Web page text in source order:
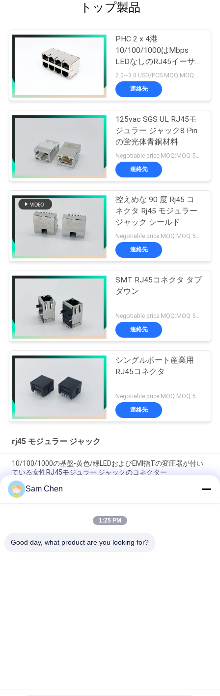
トップ製品
PHC 2 x 4港
10/100/1000はMbps
LEDなしのRJ45イーサ
ネット ジャックを保護
しました
2.0~3.0 USD/PCS MOQ:MOQ 500-5kpcs
連絡先
125vac SGS UL RJ45モ
ジュラー ジャック8 Pin
の蛍光体青銅材料
連絡先
控えめな 90 度 Rj45 コ
ネクタ Rj45 モジュラー
ジャック シールド
連絡先
SMT RJ45コネクタ タブ
ダウン
Negotiable price MOQ:MOQ 500-5kpcs
連絡先
シングルポート産業用
RJ45コネクタ
Negotiable price MOQ:MOQ 500-5kpcs
連絡先
rj45 モジュラー ジャック
10/100/1000の基盤-黄色/緑LEDおよびEMI指Tの変圧器が付い
ている女性RJ45モジュラー ジャックのコネクター
1x1イーサネットMolex RJ45モジュラー ジャック18.1Lの黒い横
のプラスチック
はんだのパッドとのROHS公認8P8C RJ45 SMTジャック控えめ
Sam Chen
1:25 PM
Good day, what product are you looking for?